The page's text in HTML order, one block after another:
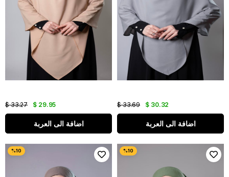
$ 29.95
$ 33.27
اضافة الى العربة
$ 30.32
$ 33.69
اضافة الى العربة